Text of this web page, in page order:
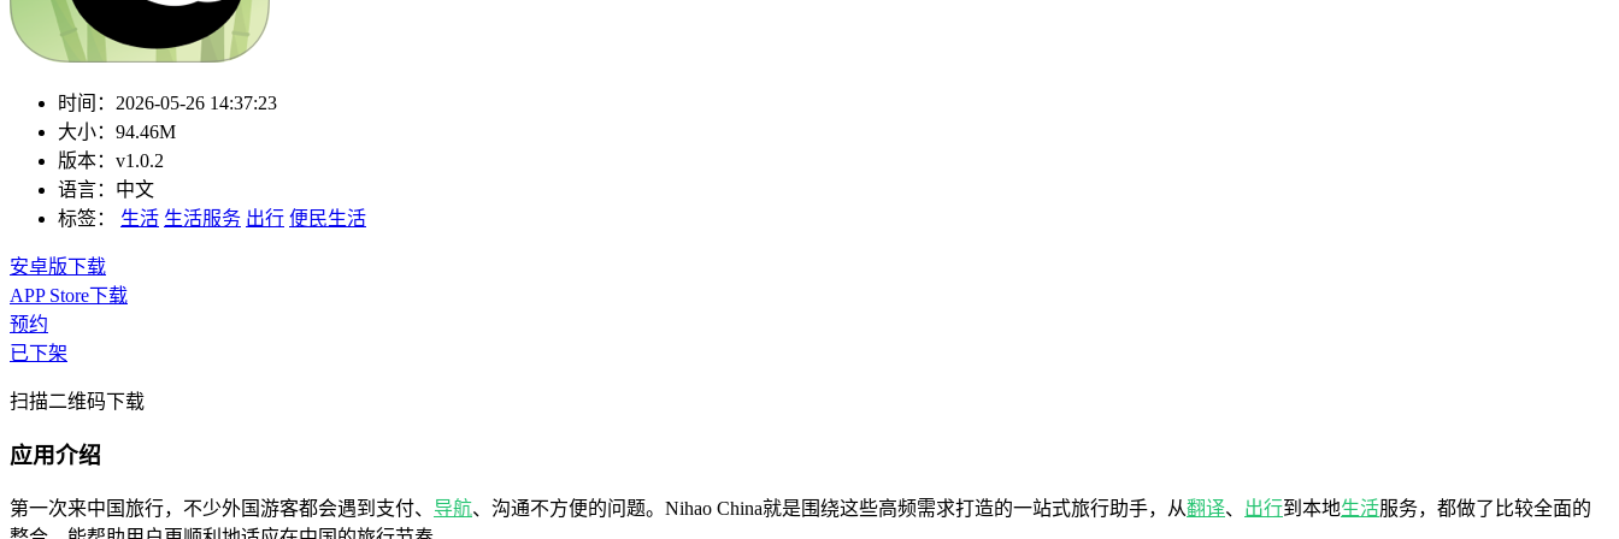
时间： 2026-05-26 14:37:23
大小： 94.46M
版本： v1.0.2
语言： 中文
标签：
生活 生活服务 出行 便民生活
安卓版下载
APP Store下载
预约
已下架
扫描二维码下载
应用介绍
第一次来中国旅行，不少外国游客都会遇到支付、 导航、沟通不方便的问题。Nihao China就是围绕这些高频需求打造的一站式旅行助手，从翻译、 出行到本地生活服务，都做了比较全面的